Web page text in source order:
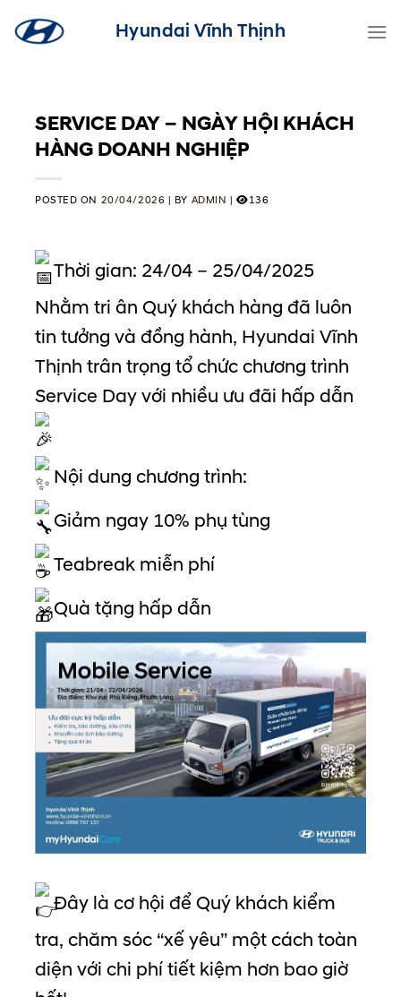
Hyundai Vĩnh Thịnh
SERVICE DAY – NGÀY HỘI KHÁCH
HÀNG DOANH NGHIỆP
POSTED ON 20/04/2026 BY ADMIN | 136
Thời gian: 24/04 – 25/04/2025
Nhằm tri ân Quý khách hàng đã luôn
tin tưởng và đồng hành, Hyundai Vĩnh
Thịnh trân trọng tổ chức chương trình
Service Day với nhiều ưu đãi hấp dẫn
Nội dung chương trình:
Giảm ngay 10% phụ tùng
Teabreak miễn phí
Quà tặng hấp dẫn
Đây là cơ hội để Quý khách kiểm
tra, chăm sóc “xế yêu” một cách toàn
diện với chi phí tiết kiệm hơn bao giờ